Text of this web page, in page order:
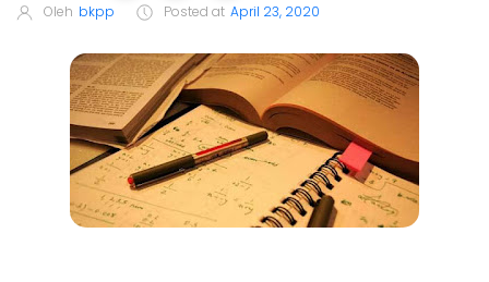
Oleh bkpp Posted at April 23, 2020